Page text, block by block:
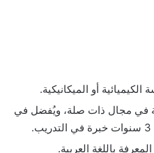
أو الميكانيكية.
في مجال ذات صلة، ويُفضل في
باللغة العربية.